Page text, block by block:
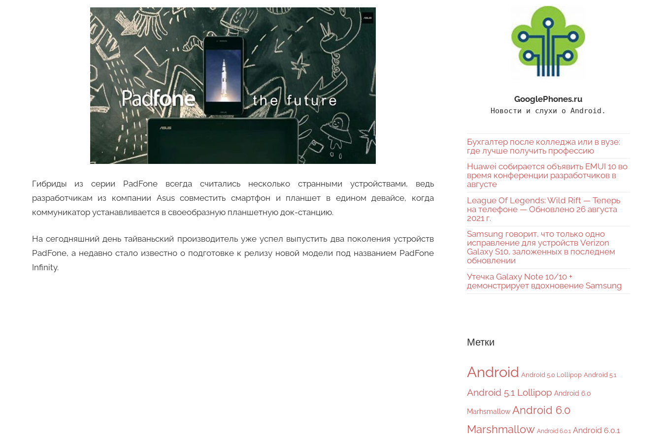
Гибриды из серии PadFone всегда считались несколько странными устройствами, ведь
разработчикам из компании Asus совместить смартфон и планшет в едином девайсе, когда
коммуникатор устанавливается в своеобразную планшетную док-станцию.
На сегодняшний день тайваньский производитель уже успел выпустить два поколения устройств
PadFone, а недавно стало известно о подготовке к релизу новой модели под названием PadFone
Infinity.
GooglePhones.ru
Новости и слухи о Android.
Бухгалтер после колледжа или в вузе:
где лучше получить профессию
Huawei собирается объявить EMUI 10 во
время конференции разработчиков в
августе
League Of Legends: Wild Rift — Теперь
на телефоне — Обновлено 26 августа
2021 г.
Samsung говорит, что только одно
исправление для устройств Verizon
Galaxy S10, заложенных в последнем
обновлении
Утечка Galaxy Note 10/10 +
демонстрирует вдохновение Samsung
Метки
Android Android 5.0 Lollipop Android 5.1
Android 5.1 Lollipop Android 6.0
Marhsmallow Android 6.0
Marshmallow Android 6.0.1 Android 6.0.1